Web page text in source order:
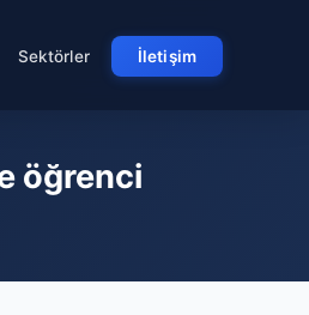
Sektörler İletişim
öğrenci